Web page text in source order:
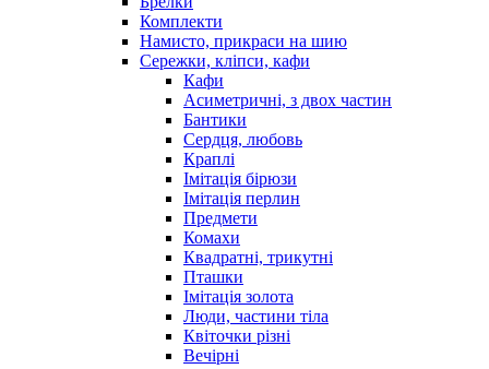
Комплекти
Намисто, прикраси на шию
Сережки, кліпси, кафи
Кафи
Асиметричні, з двох частин
Бантики
Сердця, любовь
Краплі
Імітація бірюзи
Імітація перлин
Предмети
Комахи
Квадратні, трикутні
Пташки
Імітація золота
Люди, частини тіла
Квіточки різні
Вечірні